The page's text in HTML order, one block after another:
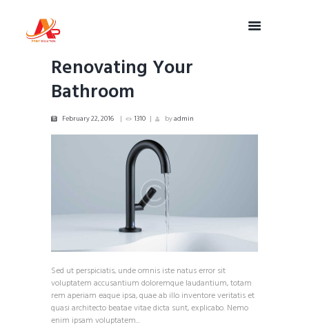
Renovating Your
Bathroom
February 22, 2016 1310 byadmin
Sed ut perspiciatis, unde omnis iste natus error sit
voluptatem accusantium doloremque laudantium, totam
rem aperiam eaque ipsa, quae ab illo inventore veritatis et
quasi architecto beatae vitae dicta sunt, explicabo. Nemo
enim ipsam voluptatem...